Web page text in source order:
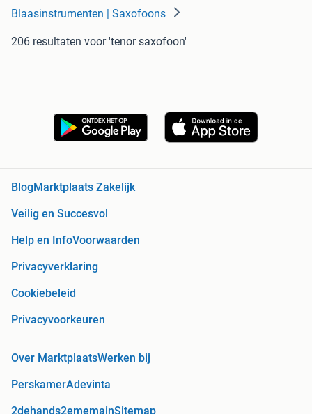
Blaasinstrumenten | Saxofoons
206 resultaten voor 'tenor saxofoon'
Blog Marktplaats Zakelijk
Veilig en Succesvol
Help en InfoVoorwaarden
Privacyverklaring
Cookiebeleid
Privacyvoorkeuren
Over MarktplaatsWerken bij
PerskamerAdevinta
2dehands2ememainSitemap